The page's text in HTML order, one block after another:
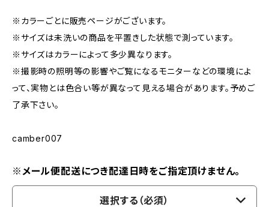
※カラーごとに販売ページがございます。
※サイズは未洗いの商品を平置きした状態で測っています。
※サイズはカラーによって多少異なります。
※撮影時の照明等の影響やご覧になるモニターなどの環境によ
って、実物とは色合い等が異なって見える場合があります。予めご
了承下さい。
camber007
※メール便配送につき配達日時をご指定頂けません。
選択する（必須）